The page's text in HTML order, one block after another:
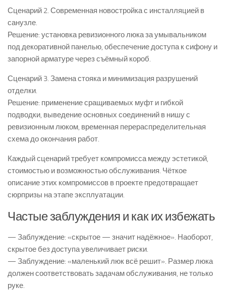
Сценарий 2. Современная новостройка с инсталляцией в
санузле.
Решение: установка ревизионного люка за умывальником
под декоративной панелью, обеспечение доступа к сифону и
запорной арматуре через съёмный короб.
Сценарий 3. Замена стояка и минимизация разрушений
отделки.
Решение: применение сращиваемых муфт и гибкой
подводки, выведение основных соединений в нишу с
ревизионным люком, временная перераспределительная
схема до окончания работ.
Каждый сценарий требует компромисса между эстетикой,
стоимостью и возможностью обслуживания. Чёткое
описание этих компромиссов в проекте предотвращает
сюрпризы на этапе эксплуатации.
Частые заблуждения и как их избежать
— Заблуждение: «скрытое — значит надёжное». Наоборот,
скрытое без доступа увеличивает риски.
— Заблуждение: «маленький люк всё решит». Размер люка
должен соответствовать задачам обслуживания, не только
руке.